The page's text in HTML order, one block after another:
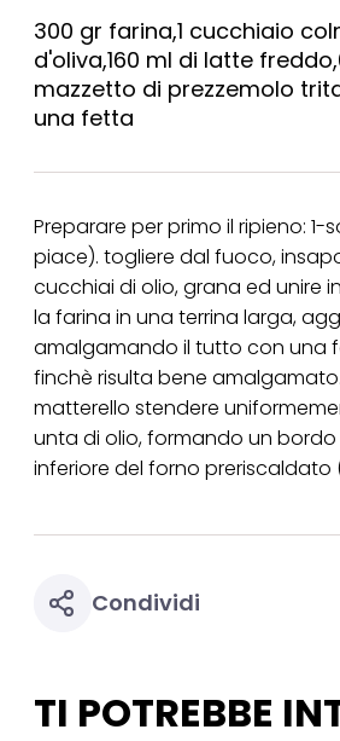
300 gr farina,1 cucchiaio
d'oliva,160 ml di latte
mazzetto di prezzemolo
una fetta
Preparare per primo il ripieno:
piace). togliere dal fuoco,
cucchiai di olio, grana ed unire
la farina in una terrina larga,
amalgamando il tutto con una
finchè risulta bene
matterello stendere
unta di olio, formando un
inferiore del forno preriscaldato
Condividi
TI POTREBBE